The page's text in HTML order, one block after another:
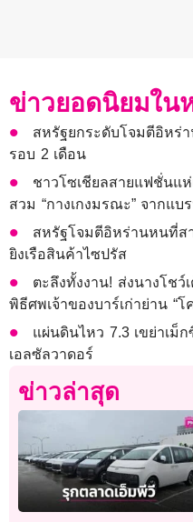
ข่าวยอดนิยมใน
สหรัฐยกระดับโจมตีอิหร่
รอบ 2 เดือน
ชาวโซเชียลสายแฟชั่นแ
สวม “กางเกงมรณะ” จากแบ
สหรัฐโจมตีอิหร่านหนที่ส
ยิงเรือสินค้าไซปรัส
ตะลึงทั้งงาน! ส่งนางโชว์
พิธีศพเจ้าของบาร์เก่าย่าน “โ
แผ่นดินไหว 7.3 เขย่าเม็
เอลซัลวาดอร์
ข่าวล่าสุด